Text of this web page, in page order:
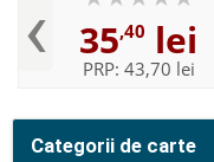
Categorii de carte
‹ 35,40 lei
PRP: 43,70 lei